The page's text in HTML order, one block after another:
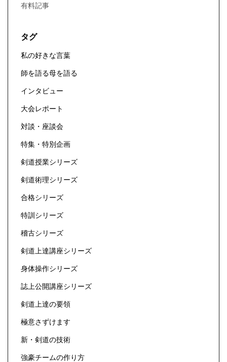
有料記事
タグ
私の好きな言葉
師を語る母を語る
インタビュー
大会レポート
対談・座談会
特集・特別企画
剣道授業シリーズ
剣道術理シリーズ
合格シリーズ
特訓シリーズ
稽古シリーズ
剣道上達講座シリーズ
身体操作シリーズ
誌上公開講座シリーズ
剣道上達の要領
極意さずけます
新・剣道の技術
強豪チームの作り方